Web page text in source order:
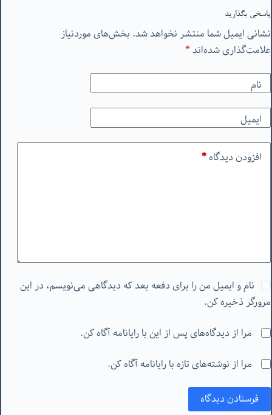
پاسخی بگذارید
نشانی ایمیل شما منتشر نخواهد شد. بخش‌های موردنیاز
علامت‌گذاری شده‌اند*
نام
ایمیل
افزودن دیدگاه*
نام و ایمیل من را برای دفعه بعد که دیدگاهی می‌نویسم، در این
مرورگر ذخیره کن.
مرا از دیدگاه‌های پس از این با رایانامه آگاه کن.
مرا از نوشته‌های تازه با رایانامه آگاه کن.
فرستادن دیدگاه